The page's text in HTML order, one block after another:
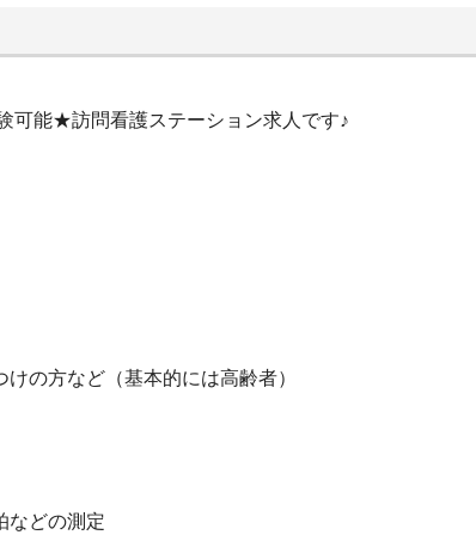
能★訪問看護ステーション求人です♪
の方など（基本的には高齢者）
などの測定